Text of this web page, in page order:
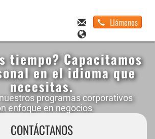
Llámenos
tiempo? Capacitamos
en el idioma que
necesitas.
programas corporativos
enfoque en negocios
CONTÁCTANOS